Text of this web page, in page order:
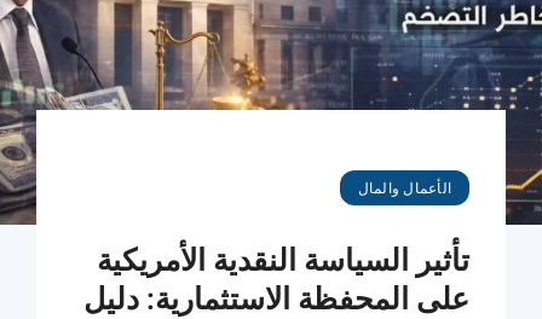
الأعمال والمال
تأثير السياسة النقدية الأمريكية
على المحفظة الاستثمارية: دليل